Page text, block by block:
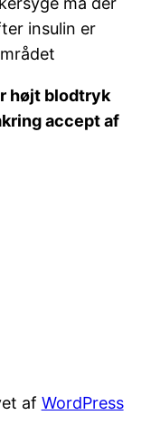
insulin er
højt blodtryk
accept af
af WordPress